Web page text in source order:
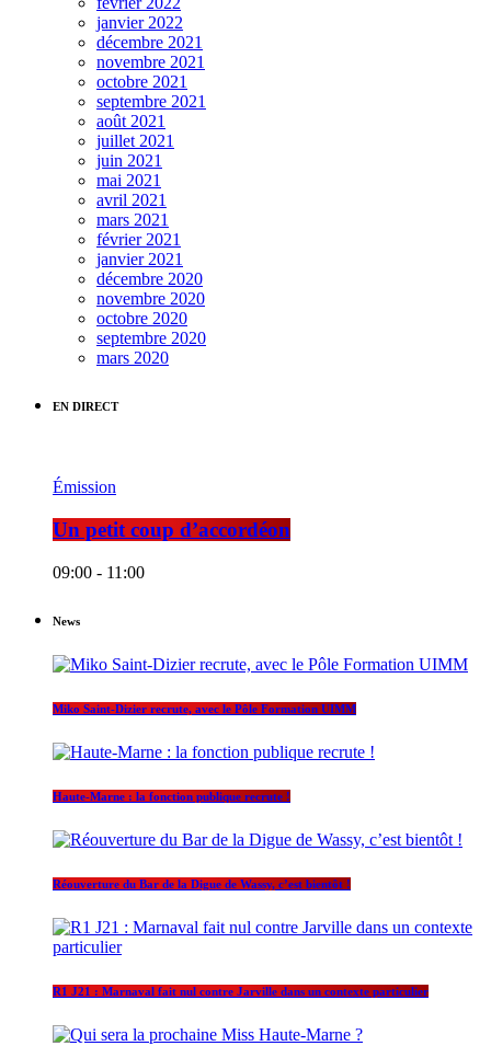
janvier 2022
décembre 2021
novembre 2021
octobre 2021
septembre 2021
août 2021
juillet 2021
juin 2021
mai 2021
avril 2021
mars 2021
février 2021
janvier 2021
décembre 2020
novembre 2020
octobre 2020
septembre 2020
mars 2020
EN DIRECT
Émission
Un petit coup d’accordéon
09:00 - 11:00
News
Miko Saint-Dizier recrute, avec le Pôle Formation UIMM
Haute-Marne : la fonction publique recrute !
Réouverture du Bar de la Digue de Wassy, c’est bientôt !
R1 J21 : Marnaval fait nul contre Jarville dans un contexte particulier